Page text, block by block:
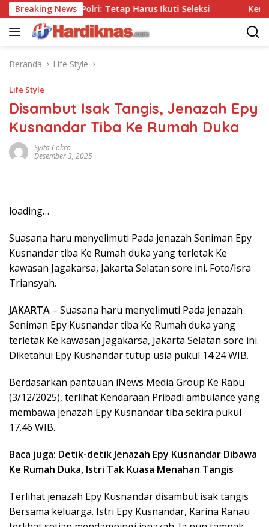
Langsung
ke
konten
Breaking News
Tes, Polri: Tetap Harus Ikuti Seleksi
Beranda Life Style
Life Style
Disambut Isak Tangis, Jenazah Epy
Kusnandar Tiba Ke Rumah Duka
Syita Cokro
Desember 3, 2025
loading…
Suasana haru menyelimuti Pada jenazah Seniman Epy
Kusnandar tiba Ke Rumah duka yang terletak Ke
kawasan Jagakarsa, Jakarta Selatan sore ini. Foto/Isra
Triansyah.
JAKARTA – Suasana haru menyelimuti Pada jenazah
Seniman Epy Kusnandar tiba Ke Rumah duka yang
terletak Ke kawasan Jagakarsa, Jakarta Selatan sore ini.
Diketahui Epy Kusnandar tutup usia pukul 14.24 WIB.
Berdasarkan pantauan iNews Media Group Ke Rabu
(3/12/2025), terlihat Kendaraan Pribadi ambulance yang
membawa jenazah Epy Kusnandar tiba sekira pukul
17.46 WIB.
Baca juga: Detik-detik Jenazah Epy Kusnandar Dibawa
Ke Rumah Duka, Istri Tak Kuasa Menahan Tangis
Terlihat jenazah Epy Kusnandar disambut isak tangis
Bersama keluarga. Istri Epy Kusnandar, Karina Ranau